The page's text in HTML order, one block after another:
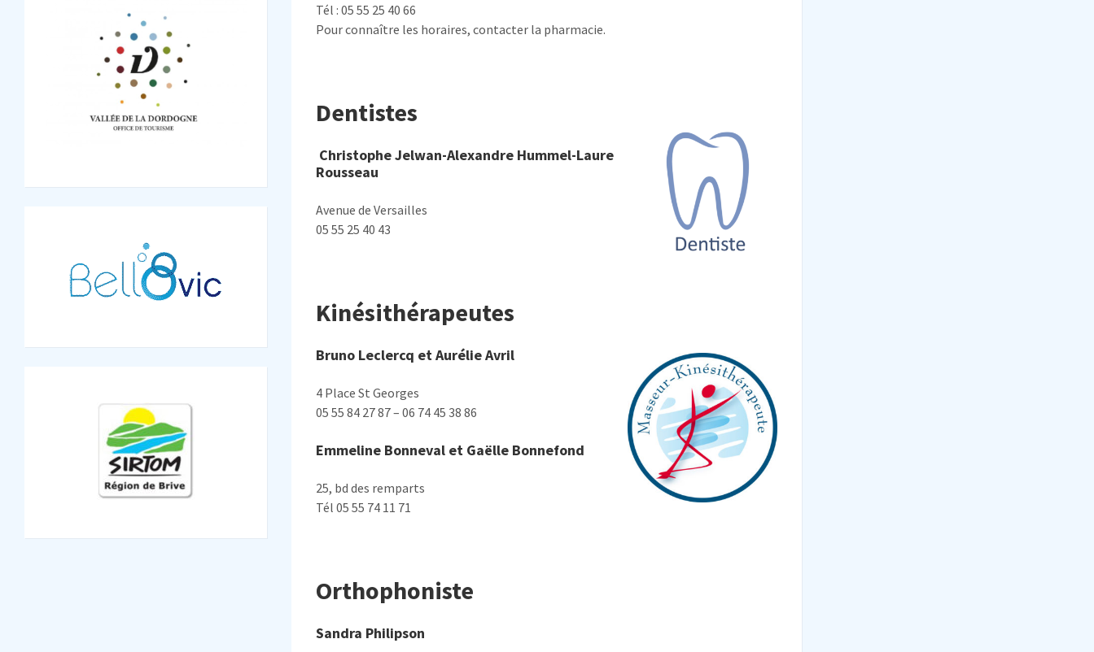
Tél : 05 55 25 40 66
Pour connaître les horaires, contacter la pharmacie.
Dentistes
Christophe Jelwan-Alexandre Hummel-Laure
Rousseau
Avenue de Versailles
05 55 25 40 43
Kinésithérapeutes
Bruno Leclercq et Aurélie Avril
4 Place St Georges
05 55 84 27 87 – 06 74 45 38 86
Emmeline Bonneval et Gaëlle Bonnefond
25, bd des remparts
Tél 05 55 74 11 71
Orthophoniste
Sandra Philipson